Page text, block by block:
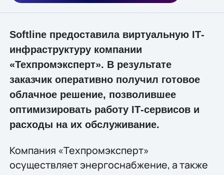
Softline предоставила виртуальную IТ-
инфраструктуру компании
«Техпромэксперт». В результате
заказчик оперативно получил готовое
облачное решение, позволившее
оптимизировать работу IТ-сервисов и
расходы на их обслуживание.
Компания «Техпромэксперт»
осуществляет энергоснабжение, а также